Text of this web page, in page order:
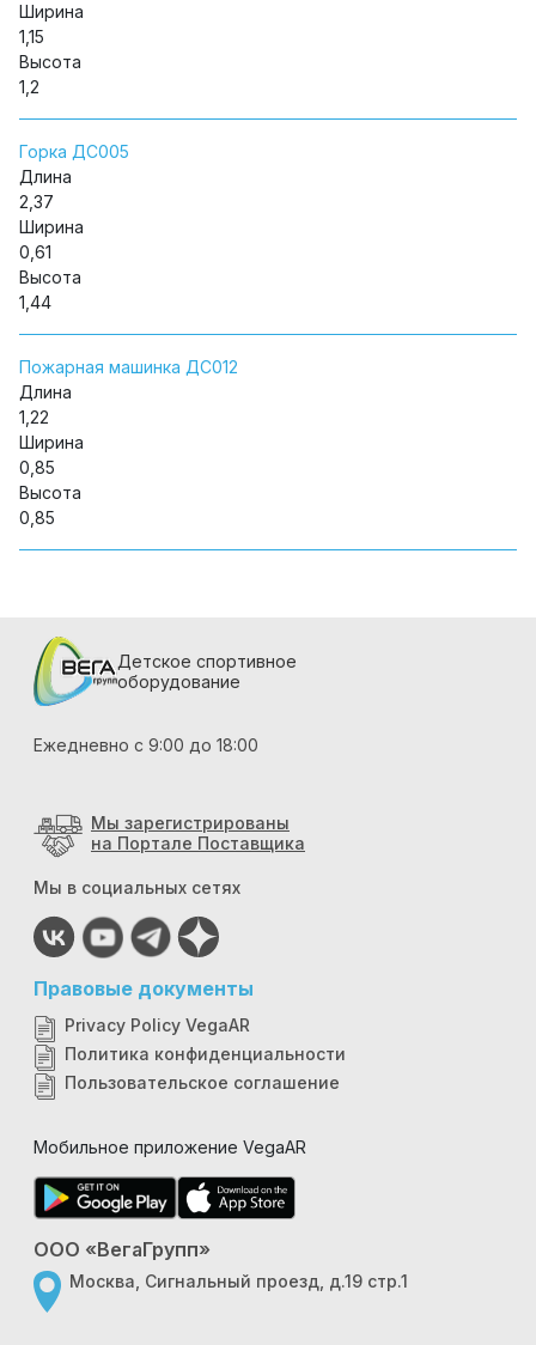
Ширина
1,15
Высота
1,2
Горка ДС005
Длина
2,37
Ширина
0,61
Высота
1,44
Пожарная машинка ДС012
Длина
1,22
Ширина
0,85
Высота
0,85
Детское спортивное
оборудование
Ежедневно с 9:00 до 18:00
Мы зарегистрированы
на Портале Поставщика
Мы в социальных сетях
Правовые документы
Privacy Policy VegaAR
Политика конфиденциальности
Пользовательское соглашение
Мобильное приложение VegaAR
ООО «ВегаГрупп»
Москва, Сигнальный проезд, д.19 стр.1